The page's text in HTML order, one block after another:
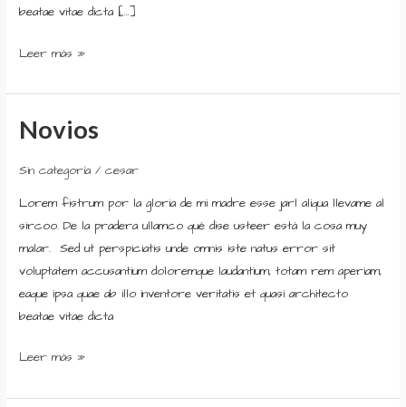
beatae vitae dicta […]
Leer más »
Novios
Sin categoría /cesar
Lorem fistrum por la gloria de mi madre esse jarl aliqua llevame al
sircoo. De la pradera ullamco qué dise usteer está la cosa muy
malar. Sed ut perspiciatis unde omnis iste natus error sit
voluptatem accusantium doloremque laudantium, totam rem aperiam,
eaque ipsa quae ab illo inventore veritatis et quasi architecto
beatae vitae dicta
Novios
Leer más »